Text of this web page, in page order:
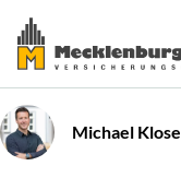
Michael Klose